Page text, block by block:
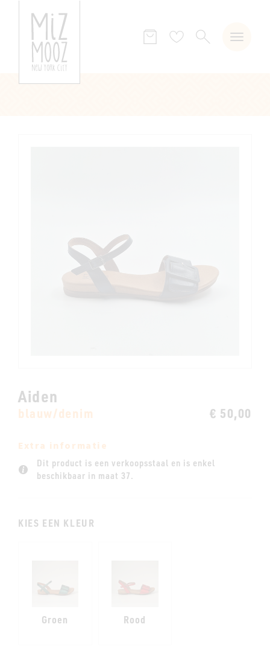
Verlanglijst
ZOEKEN
Aiden
blauw/denim € 50,00
Extra informatie
Dit product is een verkoopsstaal en is enkel
beschikbaar in maat 37.
KIES EEN KLEUR
Groen Rood